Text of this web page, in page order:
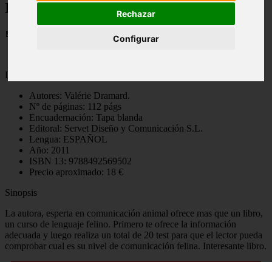
Rechazar
Configurar
Interpreta el lenguaje de tu gato.
📅 28/05/2025
Datos del libro
Autores: Valérie Dramard.
Nº de páginas: 112 págs
Encuadernación: Tapa blanda
Editoral: Servet Diseño y Comunicación S.L.
Lengua: ESPAÑOL
Año: 2011
ISBN 13: 9788492569502
Precio aproximado: 18 €
Sinopsis
La autora, esperta en comunicación animal ofrece mas que un libro,
un curso de lenguaje felino. Primero te ofrece la información
adecuada y luego realiza un total de 20 test para que el lector pueda
comprobar cual es su nivel de comunicación felina. Interesante libro.